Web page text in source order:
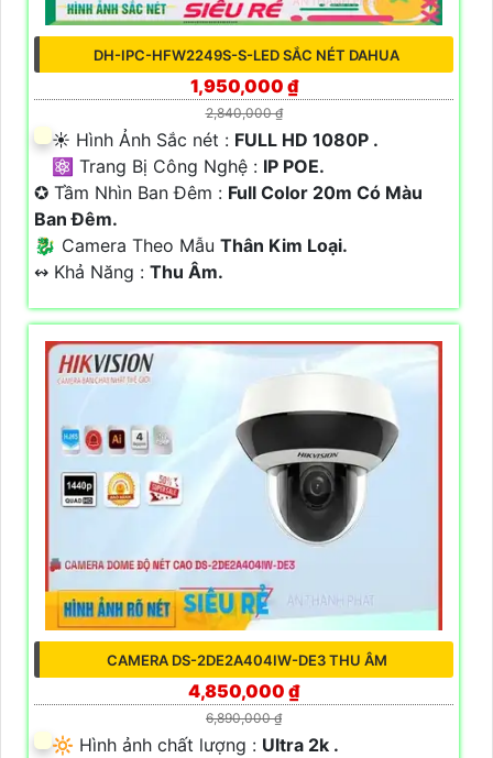
DH-IPC-HFW2249S-S-LED SẮC NÉT DAHUA
1,950,000 ₫
2,840,000 ₫
☀️ Hình Ảnh Sắc nét : FULL HD 1080P .
⚛️ Trang Bị Công Nghệ : IP POE.
✪ Tầm Nhìn Ban Đêm : Full Color 20m Có Màu
Ban Đêm.
🐉️ Camera Theo Mẫu Thân Kim Loại.
️↭ Khả Năng : Thu Âm.
CAMERA DS-2DE2A404IW-DE3 THU ÂM
4,850,000 ₫
6,890,000 ₫
🔆 Hình ảnh chất lượng : Ultra 2k .